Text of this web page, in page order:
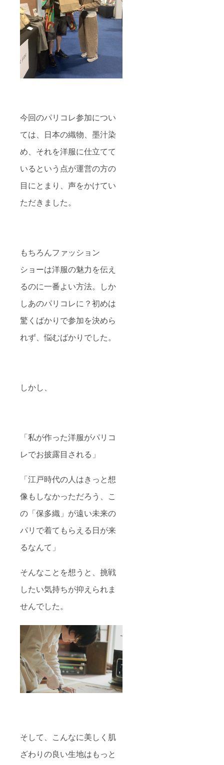
今回のパリコレ参加につい
ては、日本の織物、墨汁染
め、それを洋服に仕立てて
いるという点が運営の方の
目にとまり、声をかけてい
ただきました。
もちろんファッション
ショーは洋服の魅力を伝え
るのに一番よい方法。しか
しあのパリコレに？初めは
驚くばかりで参加を決めら
れず、悩むばかりでした。
しかし、
「私が作った洋服がパリコ
レでお披露目される」
「江戸時代の人はきっと想
像もしなかっただろう、こ
の「保多織」が遠い未来の
パリで着てもらえる日が来
るなんて」
そんなことを想うと、挑戦
したい気持ちが抑えられま
せんでした。
そして、こんなに美しく肌
ざわりの良い生地はもっと